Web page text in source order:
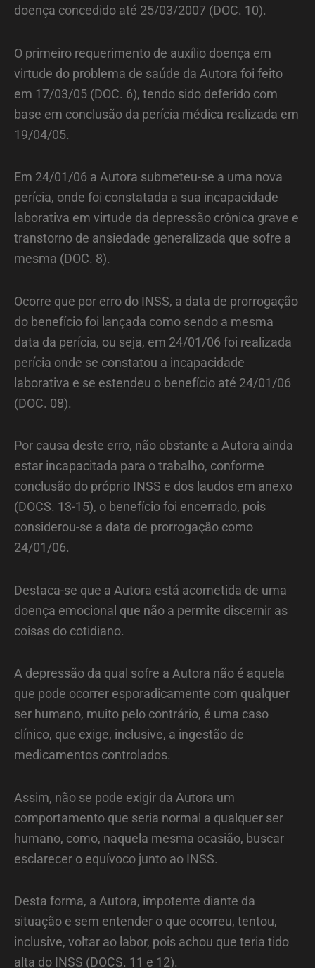
doença concedido até 25/03/2007 (DOC. 10).
O primeiro requerimento de auxílio doença em
virtude do problema de saúde da Autora foi feito
em 17/03/05 (DOC. 6), tendo sido deferido com
base em conclusão da perícia médica realizada em
19/04/05.
Em 24/01/06 a Autora submeteu-se a uma nova
perícia, onde foi constatada a sua incapacidade
laborativa em virtude da depressão crônica grave e
transtorno de ansiedade generalizada que sofre a
mesma (DOC. 8).
Ocorre que por erro do INSS, a data de prorrogação
do benefício foi lançada como sendo a mesma
data da perícia, ou seja, em 24/01/06 foi realizada
perícia onde se constatou a incapacidade
laborativa e se estendeu o benefício até 24/01/06
(DOC. 08).
Por causa deste erro, não obstante a Autora ainda
estar incapacitada para o trabalho, conforme
conclusão do próprio INSS e dos laudos em anexo
(DOCS. 13-15), o benefício foi encerrado, pois
considerou-se a data de prorrogação como
24/01/06.
Destaca-se que a Autora está acometida de uma
doença emocional que não a permite discernir as
coisas do cotidiano.
A depressão da qual sofre a Autora não é aquela
que pode ocorrer esporadicamente com qualquer
ser humano, muito pelo contrário, é uma caso
clínico, que exige, inclusive, a ingestão de
medicamentos controlados.
Assim, não se pode exigir da Autora um
comportamento que seria normal a qualquer ser
humano, como, naquela mesma ocasião, buscar
esclarecer o equívoco junto ao INSS.
Desta forma, a Autora, impotente diante da
situação e sem entender o que ocorreu, tentou,
inclusive, voltar ao labor, pois achou que teria tido
alta do INSS (DOCS. 11 e 12).